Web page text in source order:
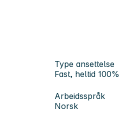
Type ansettelse
Fast, heltid 100%
Arbeidsspråk
Norsk